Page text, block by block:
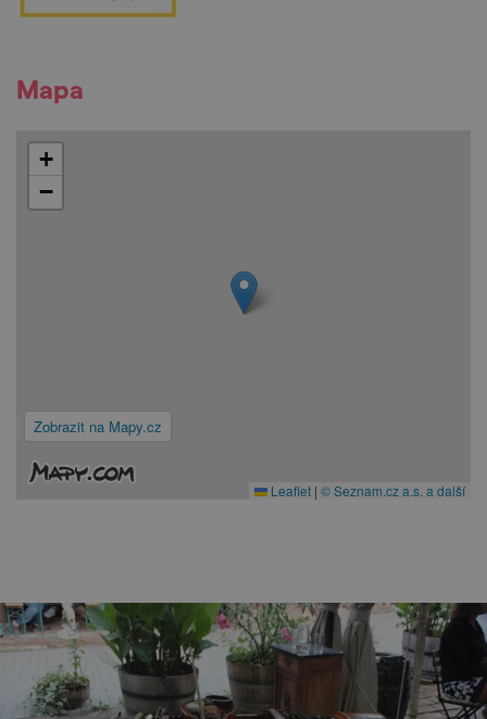
Mapa
Zobrazit na Mapy.cz
+
−
Leaflet | © Seznam.cz a.s. a další